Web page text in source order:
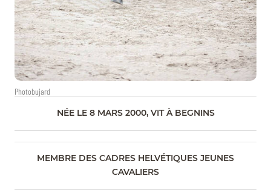
Photobujard
NÉE LE 8 MARS 2000, VIT À BEGNINS
MEMBRE DES CADRES HELVÉTIQUES JEUNES
CAVALIERS